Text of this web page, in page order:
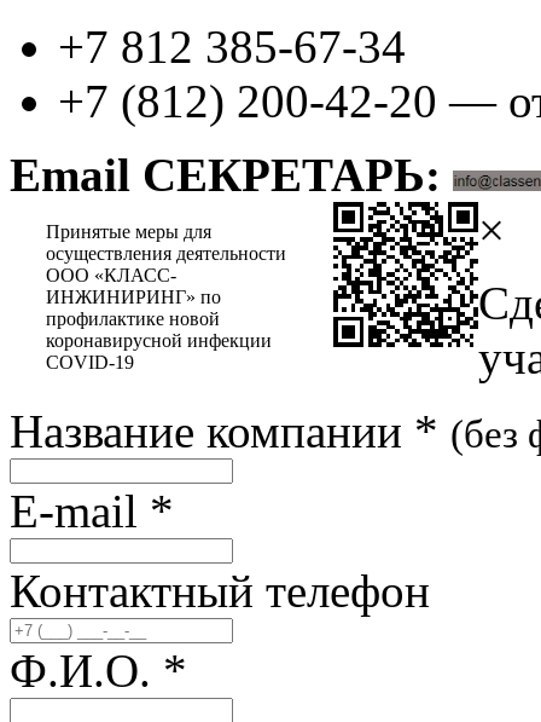
+7 812 385-67-34
+7 (812) 200-42-20 —
Email СЕКРЕТАРЬ:
Принятые меры для
осуществления деятельности
ООО «КЛАСС-
ИНЖИНИРИНГ» по
профилактике новой
коронавирусной инфекции
COVID-19
×
Название компании * (без
E-mail *
Контактный телефон
Ф.И.О. *